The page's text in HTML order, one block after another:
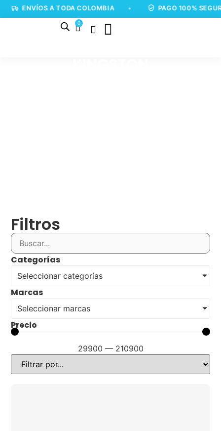
ENVÍOS A TODA COLOMBIA PAGO 100%
0
Filtros
Categorías
Seleccionar categorías
Marcas
Seleccionar marcas
Precio
29900 — 210900